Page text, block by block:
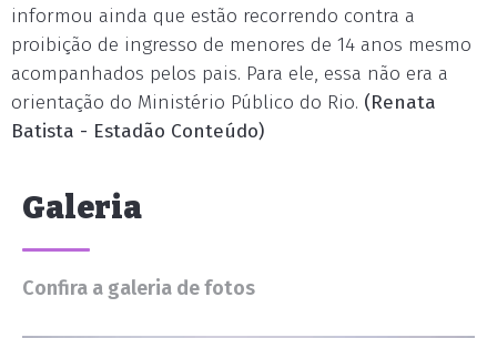
informou ainda que estão recorrendo contra a
proibição de ingresso de menores de 14 anos mesmo
acompanhados pelos pais. Para ele, essa não era a
orientação do Ministério Público do Rio. (Renata
Batista - Estadão Conteúdo)
Galeria
Confira a galeria de fotos